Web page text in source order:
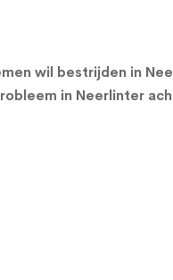
wil bestrijden in
in Neerlinter